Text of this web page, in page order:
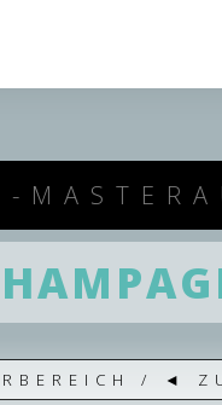
/ ◄